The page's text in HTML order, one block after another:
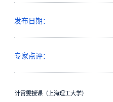
发布日期：
专家点评：
计霄雯授课（上海理工大学）